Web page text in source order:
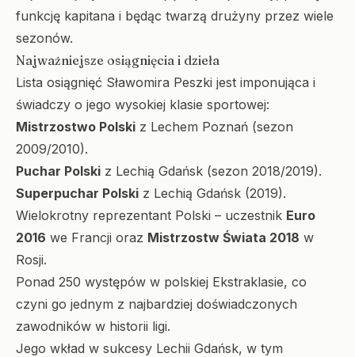
funkcję kapitana i będąc twarzą drużyny przez wiele
sezonów.
Najważniejsze osiągnięcia i dzieła
Lista osiągnięć Sławomira Peszki jest imponująca i
świadczy o jego wysokiej klasie sportowej:
Mistrzostwo Polski z Lechem Poznań (sezon
2009/2010).
Puchar Polski z Lechią Gdańsk (sezon 2018/2019).
Superpuchar Polski z Lechią Gdańsk (2019).
Wielokrotny reprezentant Polski – uczestnik Euro
2016 we Francji oraz Mistrzostw Świata 2018 w
Rosji.
Ponad 250 występów w polskiej Ekstraklasie, co
czyni go jednym z najbardziej doświadczonych
zawodników w historii ligi.
Jego wkład w sukcesy Lechii Gdańsk, w tym